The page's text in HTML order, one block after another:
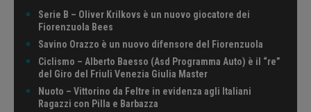
Serie B – Oliver Krilkovs è un nuovo giocatore dei
Fiorenzuola Bees
Savino Orazzo è un nuovo difensore del Fiorenzuola
Ciclismo – Alberto Baesso (Asd Programma Auto) è il “re”
del Giro del Friuli Venezia Giulia Master
Nuoto – Vittorino da Feltre in evidenza agli Italiani
Ragazzi con Pilla e Barbazza